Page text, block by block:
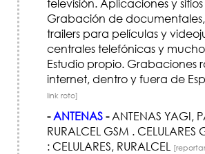
Grabación de
trailers para películas y
centrales telefónicas y
Estudio propio. Grabaciones
internet, dentro y fuera de
link roto]
-ANTENAS-ANTENAS YAGI,
RURALCEL GSM . CELULARES
: CELULARES, RURALCEL